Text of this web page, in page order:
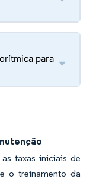
para
taxas iniciais de
o treinamento da